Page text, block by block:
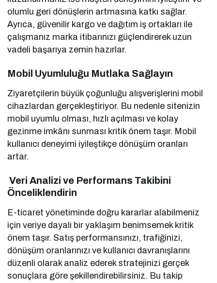
olumlu geri dönüşlerin artmasına katkı sağlar.
Ayrıca, güvenilir kargo ve dağıtım iş ortakları ile
çalışmanız marka itibarınızı güçlendirerek uzun
vadeli başarıya zemin hazırlar.
Mobil Uyumluluğu Mutlaka Sağlayın
Ziyaretçilerin büyük çoğunluğu alışverişlerini mobil
cihazlardan gerçekleştiriyor. Bu nedenle sitenizin
mobil uyumlu olması, hızlı açılması ve kolay
gezinme imkânı sunması kritik önem taşır. Mobil
kullanıcı deneyimi iyileştikçe dönüşüm oranları
artar.
Veri Analizi ve Performans Takibini
Önceliklendirin
E-ticaret yönetiminde doğru kararlar alabilmeniz
için veriye dayalı bir yaklaşım benimsemek kritik
önem taşır. Satış performansınızı, trafiğinizi,
dönüşüm oranlarınızı ve kullanıcı davranışlarını
düzenli olarak analiz ederek stratejinizi gerçek
sonuçlara göre şekillendirebilirsiniz. Bu takip